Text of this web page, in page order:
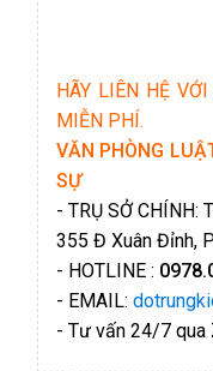
HÃY LIÊN HỆ
MIỄN PHÍ.
VĂN PHÒNG
SỰ
- TRỤ SỞ CHÍNH:
355 Đ Xuân Đỉnh,
- HOTLINE :
- EMAIL:
- Tư vấn 24/7 qua